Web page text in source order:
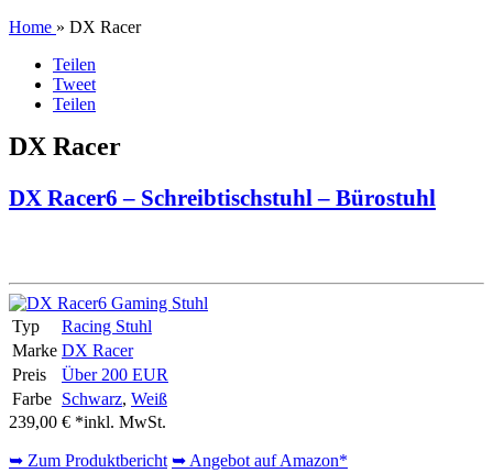
Home » DX Racer
Teilen
Tweet
Teilen
DX Racer
DX Racer6 – Schreibtischstuhl – Bürostuhl
Typ
Racing Stuhl
Marke DX Racer
Preis
Über 200 EUR
Farbe Schwarz, Weiß
239,00 € *inkl. MwSt.
➥ Zum Produktbericht ➥ Angebot auf Amazon*